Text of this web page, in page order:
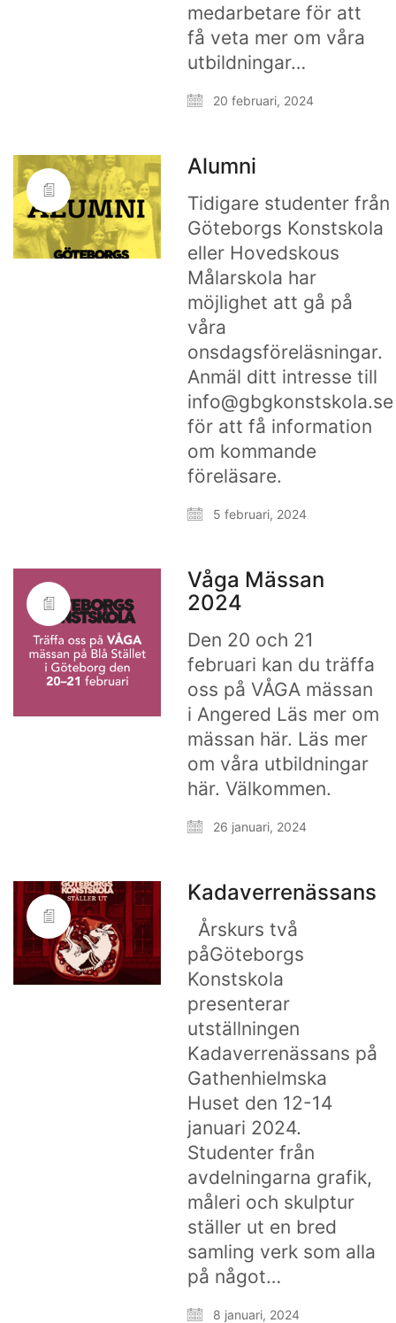
medarbetare för att
få veta mer om våra
utbildningar…
20 februari, 2024
Alumni
Tidigare studenter från
Göteborgs Konstskola
eller Hovedskous
Målarskola har
möjlighet att gå på
våra
onsdagsföreläsningar.
Anmäl ditt intresse till
info@gbgkonstskola.se
för att få information
om kommande
föreläsare.
5 februari, 2024
Våga Mässan
2024
Den 20 och 21
februari kan du träffa
oss på VÅGA mässan
i Angered Läs mer om
mässan här. Läs mer
om våra utbildningar
här. Välkommen.
26 januari, 2024
Kadaverrenässans
Årskurs två
påGöteborgs
Konstskola
presenterar
utställningen
Kadaverrenässans på
Gathenhielmska
Huset den 12-14
januari 2024.
Studenter från
avdelningarna grafik,
måleri och skulptur
ställer ut en bred
samling verk som alla
på något…
8 januari, 2024